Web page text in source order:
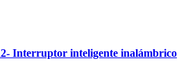
Interruptor inteligente inalámbrico